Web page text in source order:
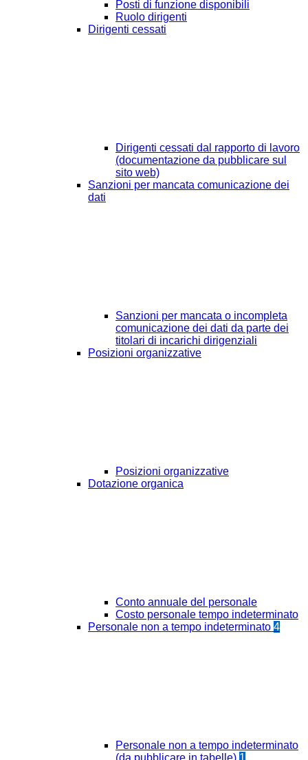
Posti di funzione disponibili
Ruolo dirigenti
Dirigenti cessati
Dirigenti cessati dal rapporto di lavoro
(documentazione da pubblicare sul
sito web)
Sanzioni per mancata comunicazione dei
dati
Sanzioni per mancata o incompleta
comunicazione dei dati da parte dei
titolari di incarichi dirigenziali
Posizioni organizzative
Posizioni organizzative
Dotazione organica
Conto annuale del personale
Costo personale tempo indeterminato
Personale non a tempo indeterminato 4
Personale non a tempo indeterminato